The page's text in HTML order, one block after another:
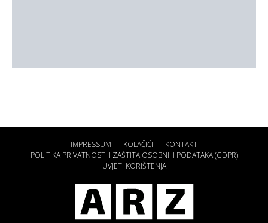
IMPRESSUM KOLAČIĆI
KONTAKT
POLITIKA PRIVATNOSTI I ZAŠTITA OSOBNIH PODATAKA (GDPR)
UVJETI KORIŠTENJA